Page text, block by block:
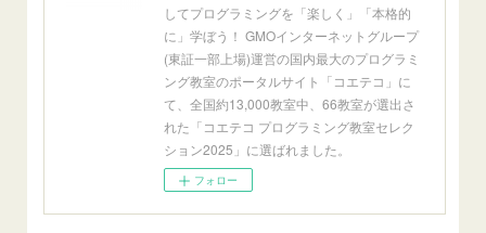
してプログラミングを「楽しく」「本格的
に」学ぼう！ GMOインターネットグループ
(東証一部上場)運営の国内最大のプログラミ
ング教室のポータルサイト「コエテコ」に
て、全国約13,000教室中、66教室が選出さ
れた「コエテコ プログラミング教室セレク
ション2025」に選ばれました。
フォロー